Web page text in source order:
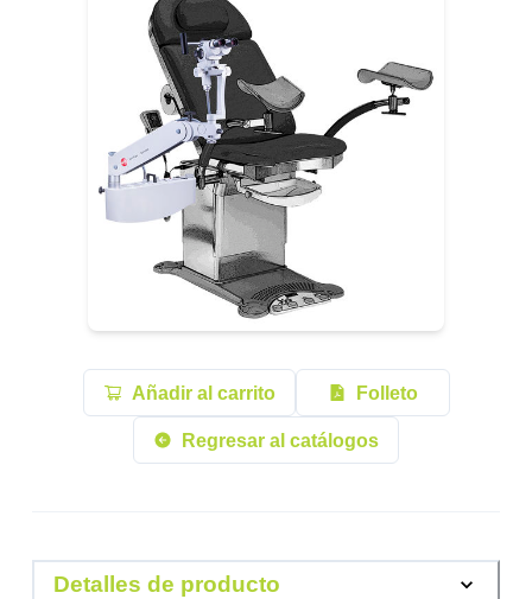
Añadir al carrito Folleto
Regresar al catálogos
Detalles de producto